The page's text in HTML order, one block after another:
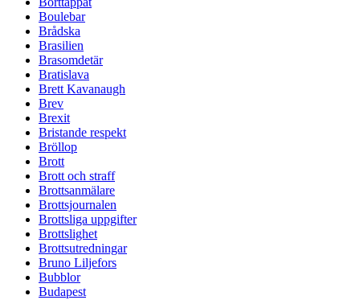
Boulebar
Brådska
Brasilien
Brasomdetär
Bratislava
Brett Kavanaugh
Brev
Brexit
Bristande respekt
Bröllop
Brott
Brott och straff
Brottsanmälare
Brottsjournalen
Brottsliga uppgifter
Brottslighet
Brottsutredningar
Bruno Liljefors
Bubblor
Budapest